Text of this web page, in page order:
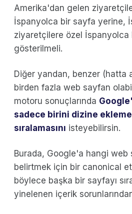
Amerika'dan gelen
İspanyolca bir sayfa yerine,
ziyaretçilere özel İspanyolca
gösterilmeli.
Diğer yandan, benzer (hatta
birden fazla web sayfan
motoru sonuçlarında
sadece birini dizine
sıralamasını isteyebilirsin.
Burada, Google'a hangi web
belirtmek için bir canonical
böylece başka bir sayfayı
yinelenen içerik